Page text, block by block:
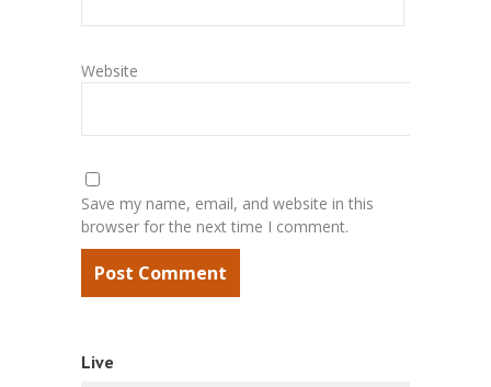
Website
Save my name, email, and website in this
browser for the next time I comment.
Live